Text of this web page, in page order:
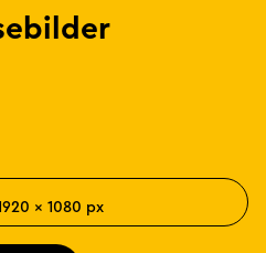
× 1080 px